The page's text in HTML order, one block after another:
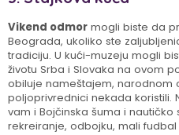
Vikend odmor mogli biste da
Beograda, ukoliko ste
tradiciju. U kući-muzeju mogli
životu Srba i Slovaka na ovom
obiluje nameštajem, narodnom
poljoprivrednici nekada koristili.
vam i Bojčinska šuma i nautičko
rekreiranje, odbojku, mali fudbal